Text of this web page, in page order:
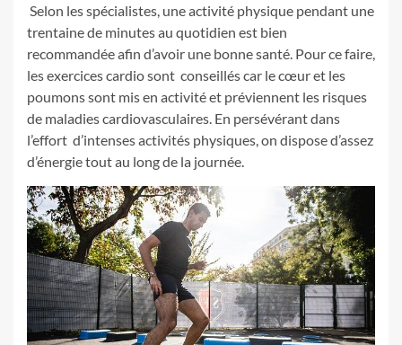
Selon les spécialistes, une activité physique pendant une
trentaine de minutes au quotidien est bien
recommandée afin d’avoir une bonne santé. Pour ce faire,
les exercices cardio sont conseillés car le cœur et les
poumons sont mis en activité et préviennent les risques
de maladies cardiovasculaires. En persévérant dans
l’effort d’intenses activités physiques, on dispose d’assez
d’énergie tout au long de la journée.